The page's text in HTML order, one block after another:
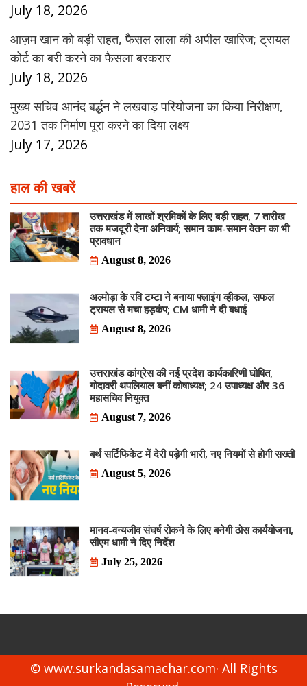
July 18, 2026
आज़म खान को बड़ी राहत, फैसल लाला की अपील खारिज; ट्रायल
कोर्ट का बरी करने का फैसला बरकरार
July 18, 2026
मुख्य सचिव आनंद बर्द्धन ने लखवाड़ परियोजना का किया निरीक्षण,
2031 तक निर्माण पूरा करने का दिया लक्ष्य
July 17, 2026
हाल की खबरें
उत्तराखंड में लाखों श्रमिकों के लिए बड़ी राहत, 7 तारीख
तक मजदूरी देना अनिवार्य; समान काम-समान वेतन का भी
प्रावधान
August 8, 2026
अल्मोड़ा के रवि टम्टा ने बनाया फ्लाइंग व्हीकल, सफल
ट्रायल से मचा हड़कंप; CM धामी ने दी बधाई
August 8, 2026
उत्तराखंड कांग्रेस की नई प्रदेश कार्यकारिणी घोषित,
गोदावरी थपलियाल बनीं कोषाध्यक्ष; 24 उपाध्यक्ष और 36
महासचिव नियुक्त
August 7, 2026
बर्थ सर्टिफिकेट में देरी पड़ेगी भारी, नए नियमों से होगी सख्ती
August 5, 2026
मानव-वन्यजीव संघर्ष रोकने के लिए बनेगी ठोस कार्ययोजना,
सीएम धामी ने दिए निर्देश
July 25, 2026
© www.surkandasamachar.com· All Rights